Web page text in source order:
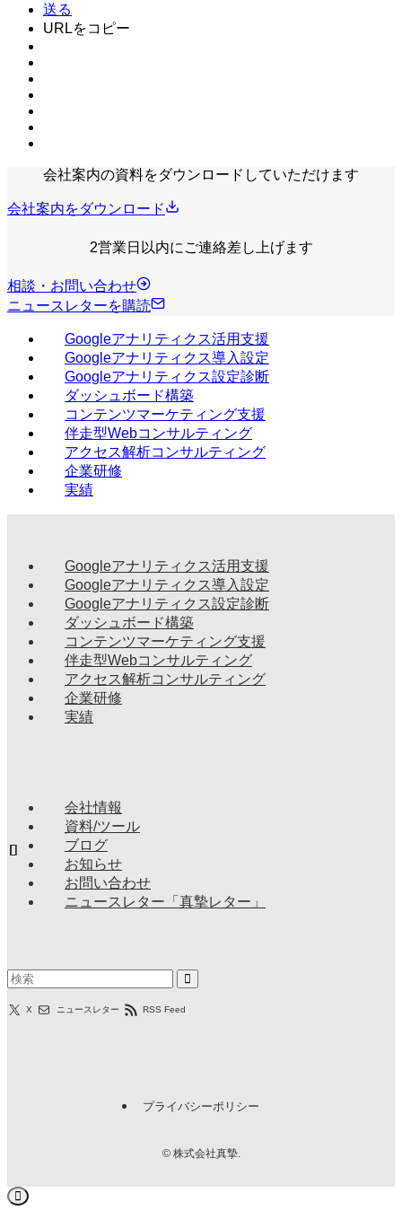
送る
URLをコピー
会社案内の資料をダウンロードしていただけます
会社案内をダウンロード
2営業日以内にご連絡差し上げます
相談・お問い合わせ
ニュースレターを購読
Googleアナリティクス活用支援
Googleアナリティクス導入設定
Googleアナリティクス設定診断
ダッシュボード構築
コンテンツマーケティング支援
伴走型Webコンサルティング
アクセス解析コンサルティング
企業研修
実績
Googleアナリティクス活用支援
Googleアナリティクス導入設定
Googleアナリティクス設定診断
ダッシュボード構築
コンテンツマーケティング支援
伴走型Webコンサルティング
アクセス解析コンサルティング
企業研修
実績
会社情報
資料/ツール
ブログ
お知らせ
お問い合わせ
ニュースレター「真摯レター」
X ニュースレター RSS Feed
プライバシーポリシー
©株式会社真摯.